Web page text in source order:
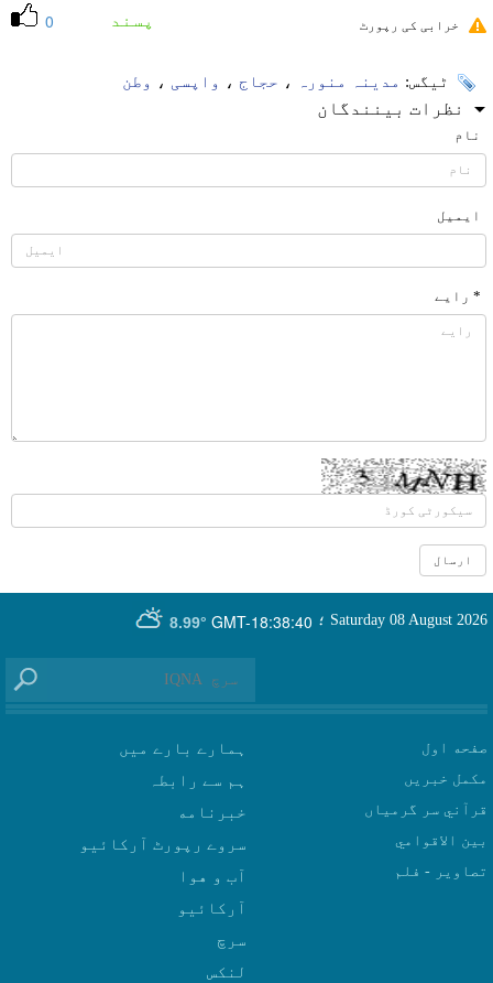
0 پسند خرابی کی رپورٹ
ٹیگس: مدینہ منورہ ، حجاج ، واپسی ، وطن
نظرات بینندگان
نام
ایمیل
* رایے
GMT-18:38:40
8.99° Saturday 08 August 2026 ؛
صفحه اول
مکمل خبریں
قرآني سر گرمياں
بين الاقوامي
تصاوير - فلم
ہمارے بارے میں
ہم سے رابطہ
سروے رپورٹ آرکائیو
آب و هوا
سرچ
لنکس